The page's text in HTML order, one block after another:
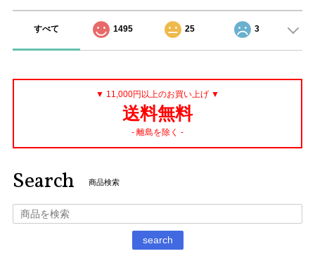
すべて 1495 25 3
▼ 11,000円以上のお買い上げ ▼
送料無料
- 離島を除く -
Search 商品検索
search